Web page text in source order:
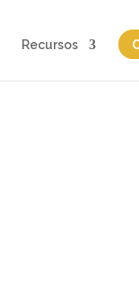
Recursos